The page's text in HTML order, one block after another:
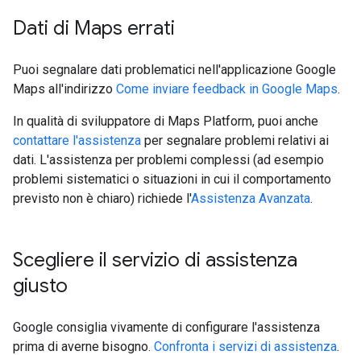
Dati di Maps errati
Puoi segnalare dati problematici nell'applicazione Google
Maps all'indirizzo Come inviare feedback in Google Maps.
In qualità di sviluppatore di Maps Platform, puoi anche
contattare l'assistenza per segnalare problemi relativi ai
dati. L'assistenza per problemi complessi (ad esempio
problemi sistematici o situazioni in cui il comportamento
previsto non è chiaro) richiede l'Assistenza Avanzata.
Scegliere il servizio di assistenza
giusto
Google consiglia vivamente di configurare l'assistenza
prima di averne bisogno. Confronta i servizi di assistenza.